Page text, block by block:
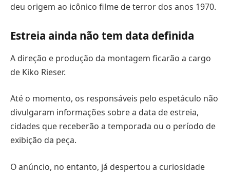
deu origem ao icônico filme de terror dos anos 1970.
Estreia ainda não tem data definida
A direção e produção da montagem ficarão a cargo
de Kiko Rieser.
Até o momento, os responsáveis pelo espetáculo não
divulgaram informações sobre a data de estreia,
cidades que receberão a temporada ou o período de
exibição da peça.
O anúncio, no entanto, já despertou a curiosidade